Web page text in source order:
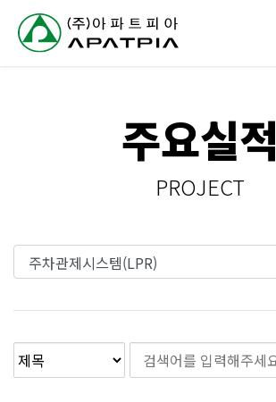
// 링크 타이틀
사
야
주요실적
PROJECT